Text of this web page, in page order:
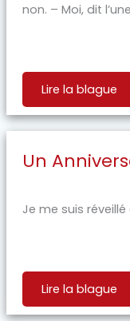
non. – Moi, dit
Lire la blague
Un
Je me suis
Lire la blague